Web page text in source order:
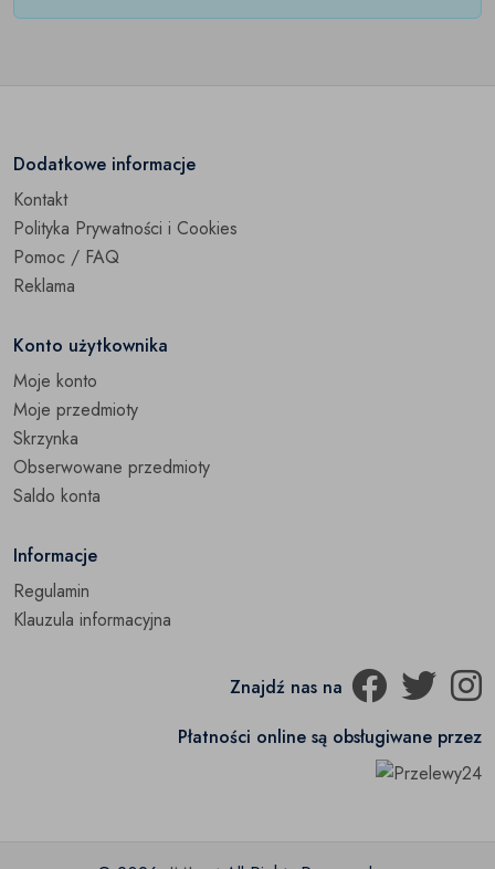
Obuwie sportowe
Półbuty
Sandały (0)
Szpilki
Sztyblety(0)
Śniegowce (0)
Trampki
Pozostałe
Dodatkowe informacje
Kontakt
Polityka Prywatności i Cookies
Pomoc / FAQ
Reklama
Konto użytkownika
Moje konto
Moje przedmioty
Skrzynka
Obserwowane przedmioty
Saldo konta
Informacje
Regulamin
Klauzula informacyjna
Znajdź nas na
Płatności online są obsługiwane przez